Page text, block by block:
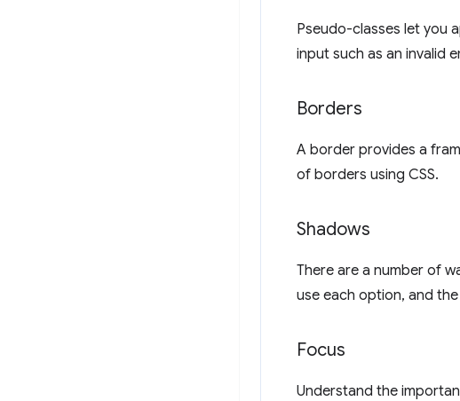
Pseudo-classes let you
input such as an invalid
Borders
A border provides a
of borders using CSS.
Shadows
There are a number of
use each option, and
Focus
Understand the